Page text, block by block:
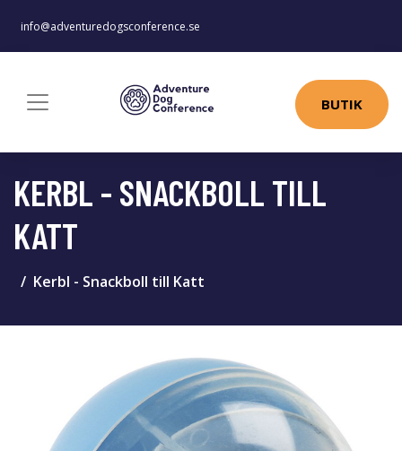
info@adventuredogsconference.se
BUTIK
KERBL - SNACKBOLL TILL
KATT
Kerbl - Snackboll till Katt